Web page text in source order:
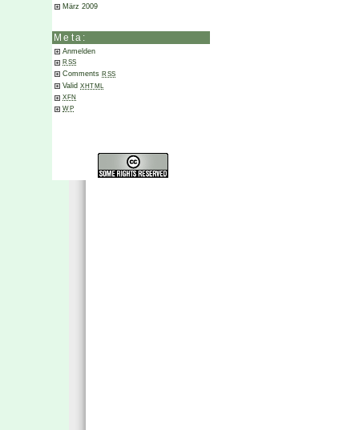
März 2009
Meta:
Anmelden
RSS
Comments RSS
Valid XHTML
XFN
WP